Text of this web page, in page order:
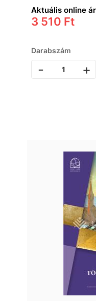
Aktuális online ár
3 510 Ft
Darabszám
- +